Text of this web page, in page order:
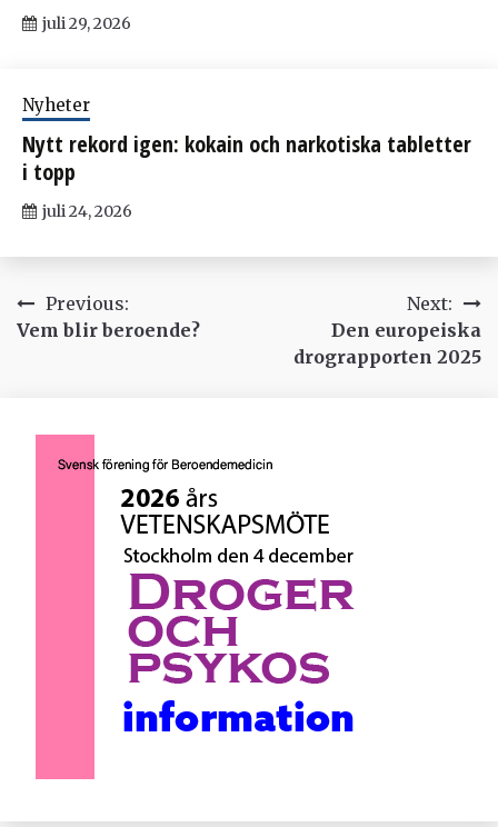
juli 29, 2026
Nyheter
Nytt rekord igen: kokain och narkotiska tabletter
i topp
juli 24, 2026
Inläggsnavigering
Previous:
Vem blir beroende?
Next:
Den europeiska
drograpporten 2025